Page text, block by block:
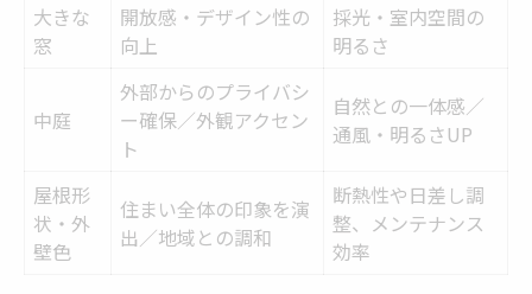
大きな
窓
開放感・デザイン性の
向上
採光・室内空間の
明るさ
中庭
外部からのプライバシ
ー確保／外観アクセン
ト
自然との一体感／
通風・明るさUP
屋根形
状・外
壁色
住まい全体の印象を演
出／地域との調和
断熱性や日差し調
整、メンテナンス
効率